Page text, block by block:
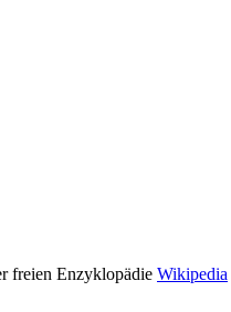
freien Enzyklopädie Wikipedia